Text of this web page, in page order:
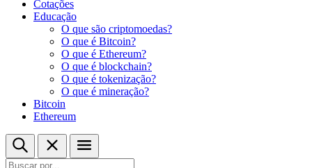
Cotações
Educação
O que são criptomoedas?
O que é Bitcoin?
O que é Ethereum?
O que é blockchain?
O que é tokenização?
O que é mineração?
Bitcoin
Ethereum